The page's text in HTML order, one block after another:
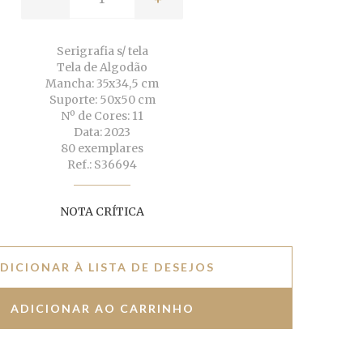
Serigrafia s/ tela
Tela de Algodão
Mancha: 35x34,5 cm
Suporte: 50x50 cm
Nº de Cores: 11
Data: 2023
80 exemplares
Ref.: S36694
NOTA CRÍTICA
À LISTA DE DESEJOS